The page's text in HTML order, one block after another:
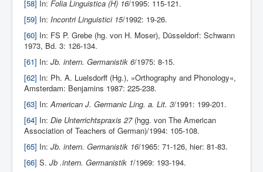
[58] In: Folia Linguistica (H) 16/1995: 115-121.
[59] In: Incontri Linguistici 15/1992: 19-26.
[60] In: FS P. Grebe (hg. von H. Moser), Düsseldorf: Schwann
1973, Bd. 3: 126-134.
[61] In: Jb. intern. Germanistik 6/1975: 8-15.
[62] In: Ph. A. Luelsdorff (Hg.), »Orthography and Phonology«,
Amsterdam: Benjamins 1987: 225-238.
[63] In: American J. Germanic Ling. a. Lit. 3/1991: 199-201.
[64] In: Die Unterrichtspraxis 27(hgg. von The American
Association of Teachers of German)/1994: 105-108.
[65] In: Jb. intern. Germanistik 16/1965: 71-126, hier: 81-83.
[66] S. Jb .intern. Germanistik 1/1969: 193-194.